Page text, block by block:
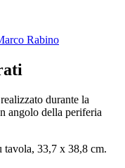
Rabino
durante la
angolo della periferia
tavola, 33,7 x 38,8 cm.